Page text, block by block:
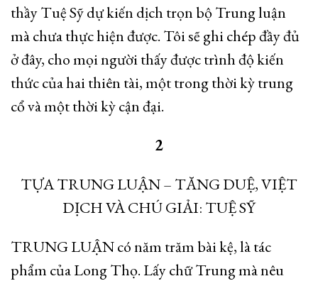
thầy Tuệ Sỹ dự kiến dịch trọn bộ Trung luận
mà chưa thực hiện được. Tôi sẽ ghi chép đầy đủ
ở đây, cho mọi người thấy được trình độ kiến
thức của hai thiên tài, một trong thời kỳ trung
cổ và một thời kỳ cận đại.
2
TỰA TRUNG LUẬN – TĂNG DUỆ, VIỆT
DỊCH VÀ CHÚ GIẢI: TUỆ SỸ
TRUNG LUẬN có năm trăm bài kệ, là tác
phẩm của Long Thọ. Lấy chữ Trung mà nêu